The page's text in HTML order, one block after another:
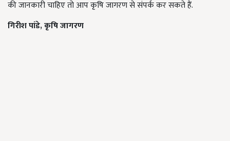
की जानकारी चाहिए तो आप कृषि जागरण से संपर्क कर सकते हैं.
गिरीश पांडे, कृषि जागरण